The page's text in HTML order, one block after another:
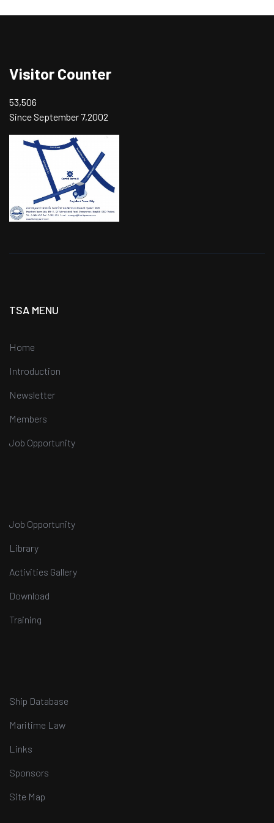
Visitor Counter
53,506
Since September 7,2002
TSA MENU
Home
Introduction
Newsletter
Members
Job Opportunity
Job Opportunity
Library
Activities Gallery
Download
Training
Ship Database
Maritime Law
Links
Sponsors
Site Map